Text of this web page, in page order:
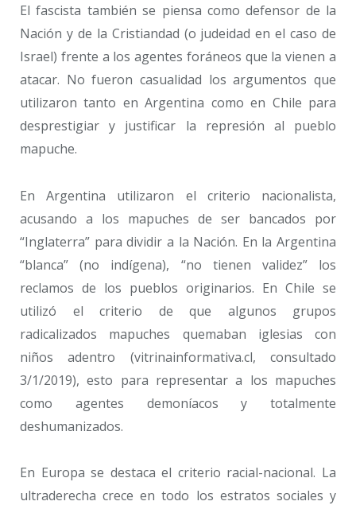
El fascista también se piensa como defensor de la
Nación y de la Cristiandad (o judeidad en el caso de
Israel) frente a los agentes foráneos que la vienen a
atacar. No fueron casualidad los argumentos que
utilizaron tanto en Argentina como en Chile para
desprestigiar y justificar la represión al pueblo
mapuche.
En Argentina utilizaron el criterio nacionalista,
acusando a los mapuches de ser bancados por
“Inglaterra” para dividir a la Nación. En la Argentina
“blanca” (no indígena), “no tienen validez” los
reclamos de los pueblos originarios. En Chile se
utilizó el criterio de que algunos grupos
radicalizados mapuches quemaban iglesias con
niños adentro (vitrinainformativa.cl, consultado
3/1/2019), esto para representar a los mapuches
como agentes demoníacos y totalmente
deshumanizados.
En Europa se destaca el criterio racial-nacional. La
ultraderecha crece en todo los estratos sociales y